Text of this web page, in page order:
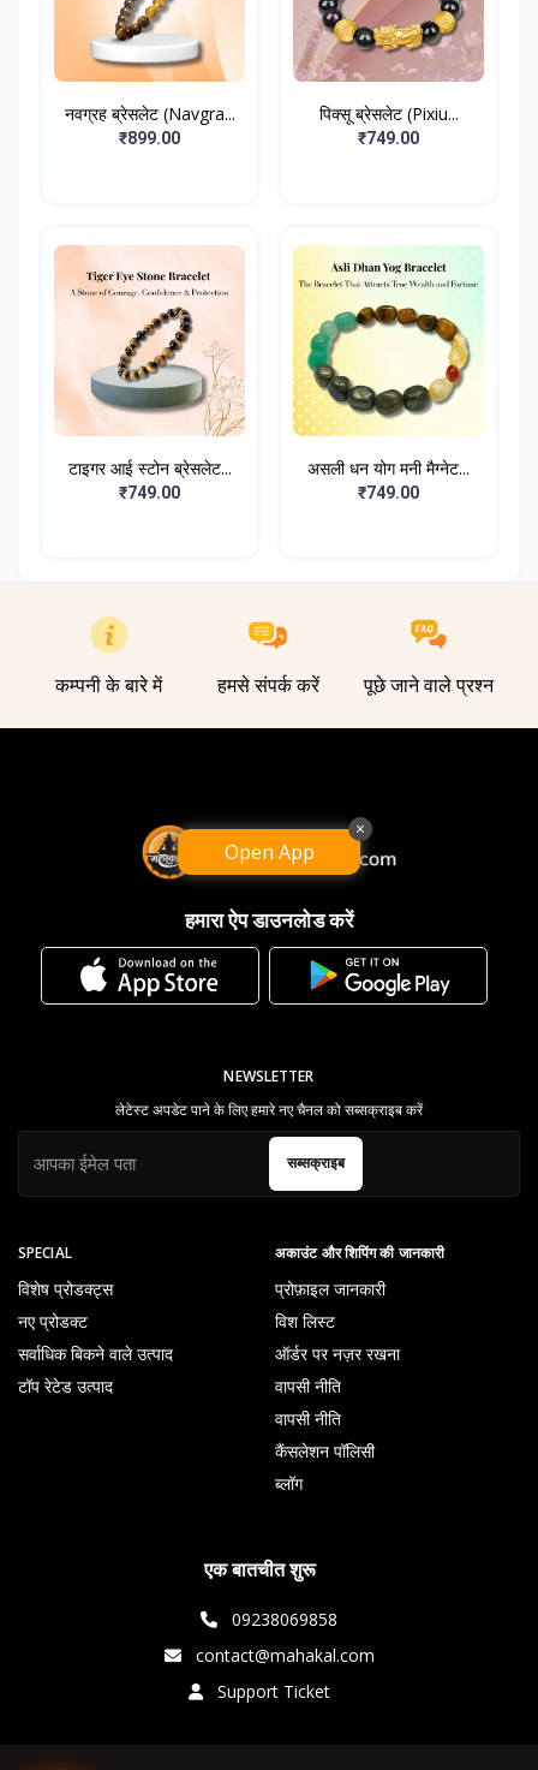
नवग्रह ब्रेसलेट (Navgra...
₹899.00
पिक्सू ब्रेसलेट (Pixiu...
₹749.00
टाइगर आई स्टोन ब्रेसलेट...
₹749.00
असली धन योग मनी मैग्नेट...
₹749.00
कम्पनी के बारे में हमसे संपर्क करें पूछे जाने वाले प्रश्न
हमारा ऐप डाउनलोड करें
SPECIAL
विशेष प्रोडक्ट्स
नए प्रोडक्ट
सर्वाधिक बिकने वाले उत्पाद
टॉप रेटेड उत्पाद
अकाउंट और शिपिंग की जानकारी
प्रोफ़ाइल जानकारी
विश लिस्ट
ऑर्डर पर नज़र रखना
वापसी नीति
वापसी नीति
कैंसलेशन पॉलिसी
ब्लॉग
NEWSLETTER
लेटेस्ट अपडेट पाने के लिए हमारे नए चैनल को सब्सक्राइब करें
सब्सक्राइब
एक बातचीत शुरू
09238069858
contact@mahakal.com
Support Ticket
Open App
×